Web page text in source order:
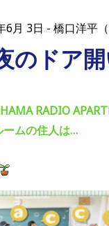
6月 3日 橋口洋平
のドア
RADIO
ームの住人は…